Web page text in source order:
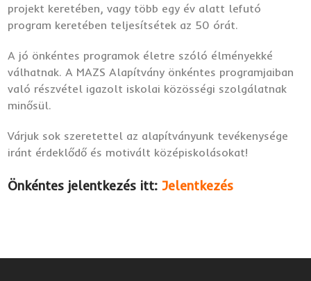
projekt keretében, vagy több egy év alatt lefutó
program keretében teljesítsétek az 50 órát.
A jó önkéntes programok életre szóló élményekké
válhatnak. A MAZS Alapítvány önkéntes programjaiban
való részvétel igazolt iskolai közösségi szolgálatnak
minősül.
Várjuk sok szeretettel az alapítványunk tevékenysége
iránt érdeklődő és motivált középiskolásokat!
Önkéntes jelentkezés itt: Jelentkezés